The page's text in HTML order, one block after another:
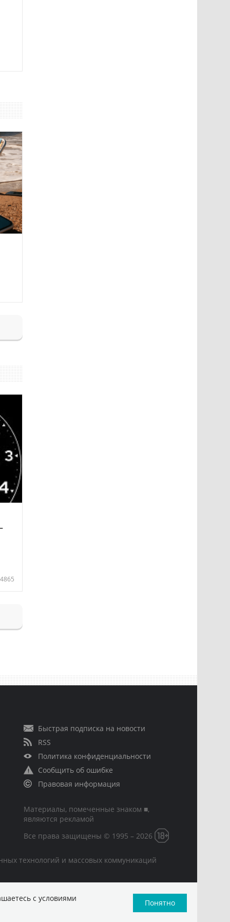
4865
Быстрая подписка на новости
RSS
Политика конфиденциальности
Сообщить об ошибке
Правовая информация
Материалы, помеченные знаком ■,
являются рекламой
Все права защищены © 1995 – 2026
технологий и массовых коммуникаций
с условиями
Понятно